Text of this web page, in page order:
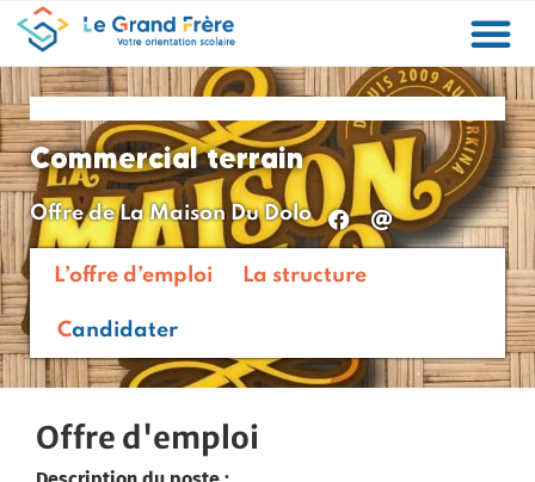
Commercial terrain
Offre de La Maison Du Dolo
L’offre d’emploi La structure
Candidater
Offre d'emploi